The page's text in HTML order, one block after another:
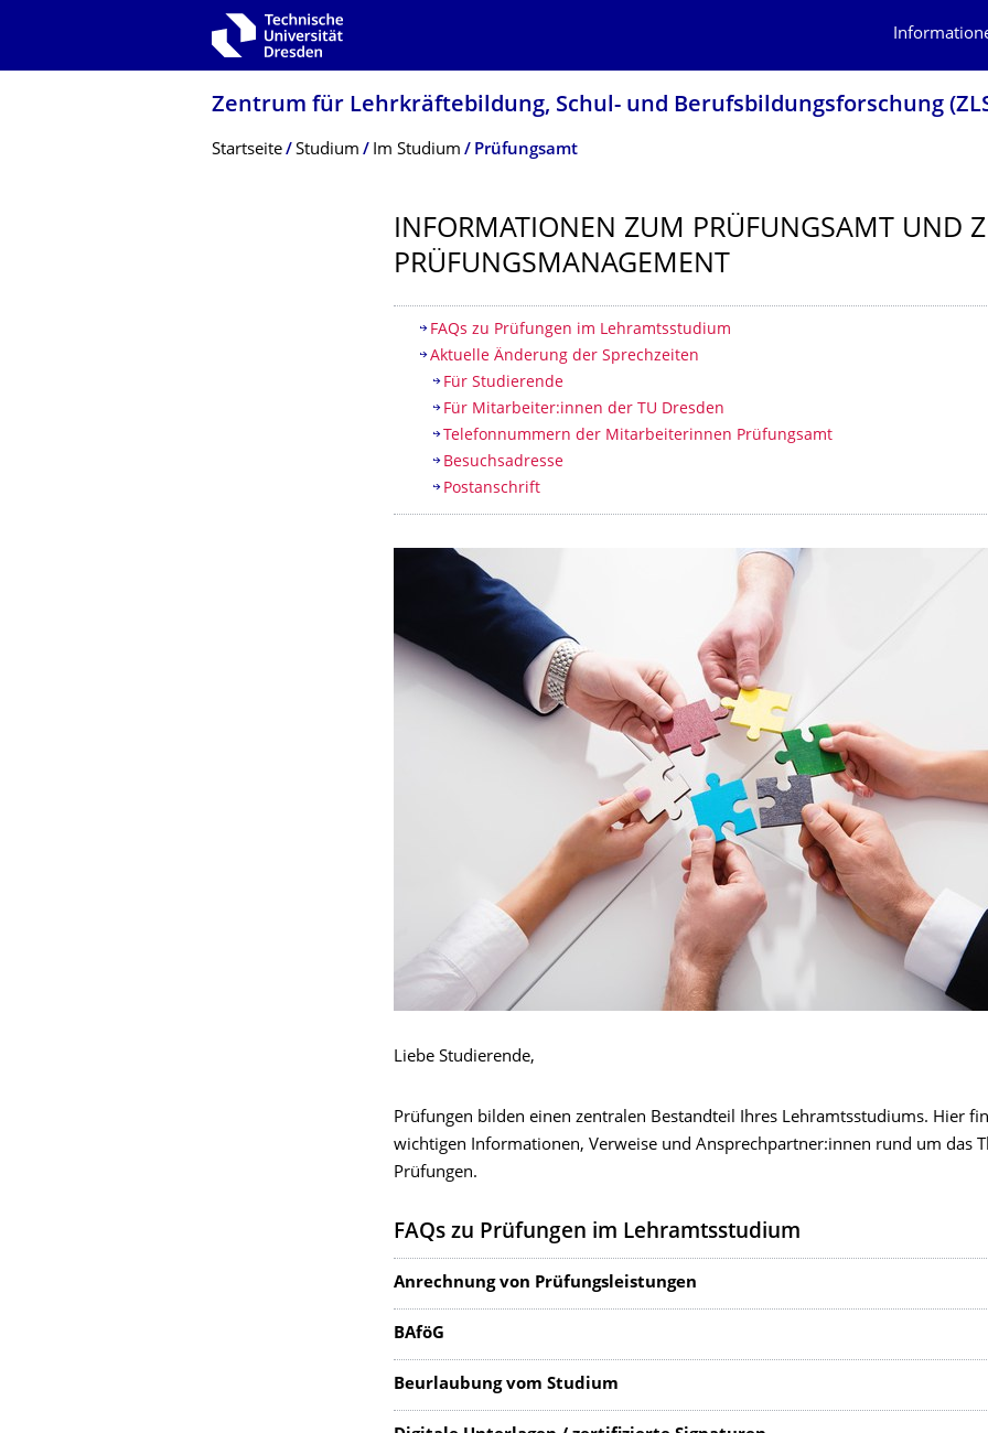
Zur Hauptnavigation springen
Zentrum für Lehrkräftebildung, Schul- und Berufsbildungsfor­schung
Breadcrumb-Menü
Startseite Studium Im Studium Prüfungsamt
INFORMATIONEN ZUM PRÜFUNGSAMT UND
PRÜFUNGSMANAGE­MENT
Inhaltsverzeichnis
FAQs zu Prüfungen im Lehramtsstudium
Aktuelle Änderung der Sprechzeiten
Für Studierende
Für Mitarbeiter:innen der TU Dresden
Telefonnummern der Mitarbeiterinnen Prüfungsamt
Besuchsadresse
Postanschrift
​Liebe Studierende,
Prüfungen bilden einen zentralen Bestandteil Ihres Lehramtsstudiums. Hier
wichtigen Informationen, Verweise und Ansprechpartner:innen rund um das
Prüfungen.
FAQs zu Prüfungen im Lehramtsstudium
Anrechnung von Prüfungsleistungen
BAföG
Beurlaubung vom Studium